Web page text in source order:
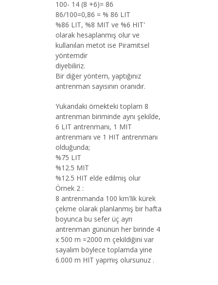
100- 14 (8 +6)= 86
86/100=0,86 = % 86 LIT
%86 LIT, %8 MIT ve %6 HIT'
olarak hesaplanmış olur ve
kullanılan metot ise Piramitsel
yöntemdir
diyebiliriz.
Bir diğer yöntem, yaptığınız
antrenman sayısının oranıdır.
Yukarıdaki örnekteki toplam 8
antrenman biriminde aynı şekilde,
6 LIT antrenmanı, 1 MIT
antrenmanı ve 1 HIT antrenmanı
olduğunda;
%75 LIT
%12.5 MIT
%12.5 HIT elde edilmiş olur
Örnek 2 :
8 antrenmanda 100 km'lik kürek
çekme olarak planlanmış bir hafta
boyunca bu sefer üç ayrı
antrenman gününün her birinde 4
x 500 m =2000 m çekildiğini var
sayalım böylece toplamda yine
6.000 m HIT yapmış olursunuz .